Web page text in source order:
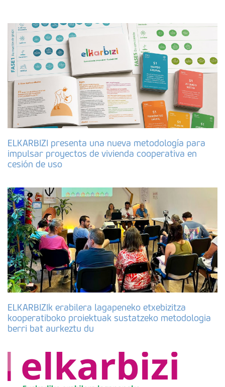
ELKARBIZI presenta una nueva metodología para
impulsar proyectos de vivienda cooperativa en
cesión de uso
ELKARBIZIk erabilera lagapeneko etxebizitza
kooperatiboko proiektuak sustatzeko metodologia
berri bat aurkeztu du